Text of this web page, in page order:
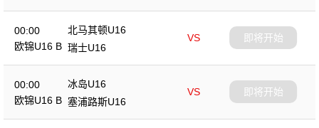
00:00
欧锦U16 B
北马其顿U16
VS
瑞士U16
即将开始
00:00
欧锦U16 B
冰岛U16
VS
塞浦路斯U16
即将开始